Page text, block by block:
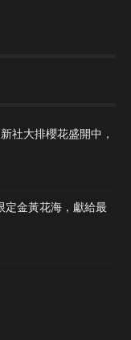
社大排櫻花盛開中，
定金黃花海，獻給最